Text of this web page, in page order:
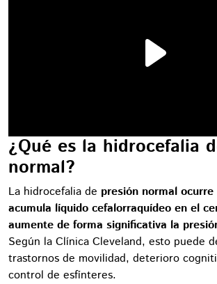
¿Qué es la hidrocefalia
normal?
La hidrocefalia de presión normal ocurre
acumula líquido cefalorraquídeo en el
aumente de forma significativa la
Según la Clínica Cleveland, esto puede
trastornos de movilidad, deterioro
control de esfínteres.